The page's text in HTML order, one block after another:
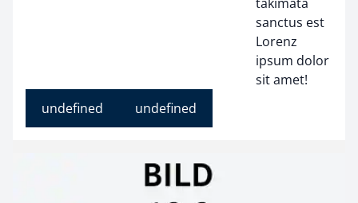
sanctus est
Lorenz
ipsum dolor
sit amet!
undefined
undefined